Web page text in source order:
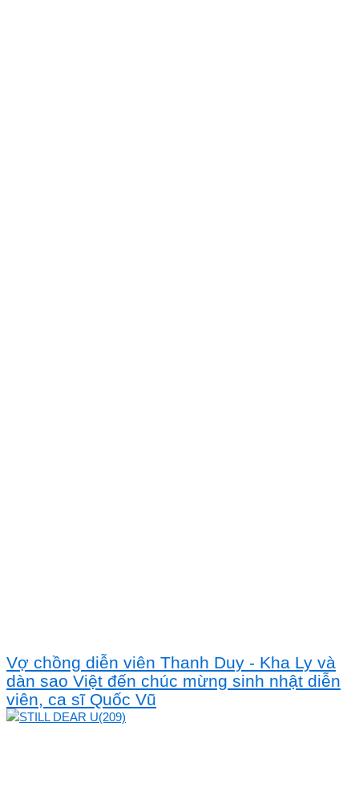
Vợ chồng diễn viên Thanh Duy - Kha Ly và
dàn sao Việt đến chúc mừng sinh nhật diễn
viên, ca sĩ Quốc Vũ